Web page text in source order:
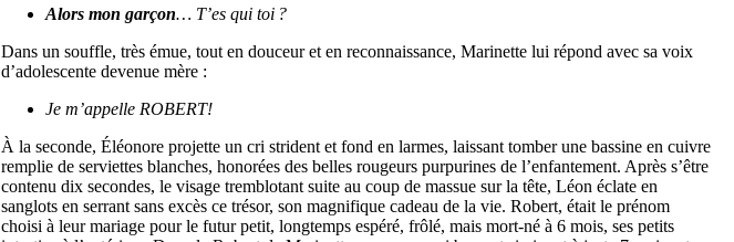
Alors mon garçon… T’es qui toi ?
Dans un souffle, très émue, tout en douceur et en reconnaissance, Marinette lui répond avec sa voix
d’adolescente devenue mère :
Je m’appelle ROBERT!
À la seconde, Éléonore projette un cri strident et fond en larmes, laissant tomber une bassine en cuivre
remplie de serviettes blanches, honorées des belles rougeurs purpurines de l’enfantement. Après s’être
contenu dix secondes, le visage tremblotant suite au coup de massue sur la tête, Léon éclate en
sanglots en serrant sans excès ce trésor, son magnifique cadeau de la vie. Robert, était le prénom
choisi à leur mariage pour le futur petit, longtemps espéré, frôlé, mais mort-né à 6 mois, ses petits